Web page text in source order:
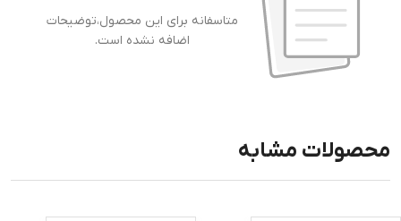
متاسفانه برای این محصول،توضیحات
اضافه نشده است.
محصولات مشابه